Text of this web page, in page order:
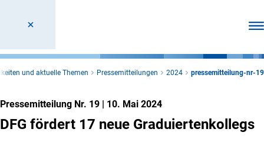
und aktuelle Themen Pressemitteilungen 2024 pressemitteilung-nr-19
Pressemitteilung Nr. 19 | 10. Mai 2024
DFG fördert 17 neue Graduiertenkollegs